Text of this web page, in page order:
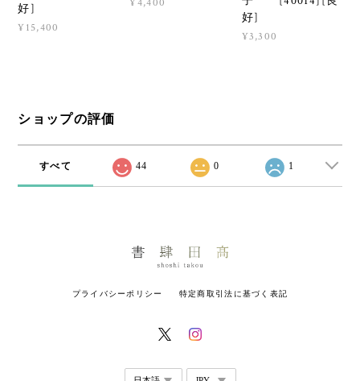
好]
¥15,400
好]
¥3,300
ショップの評価
すべて 44 0 1
プライバシーポリシー 特定商取引法に基づく表記